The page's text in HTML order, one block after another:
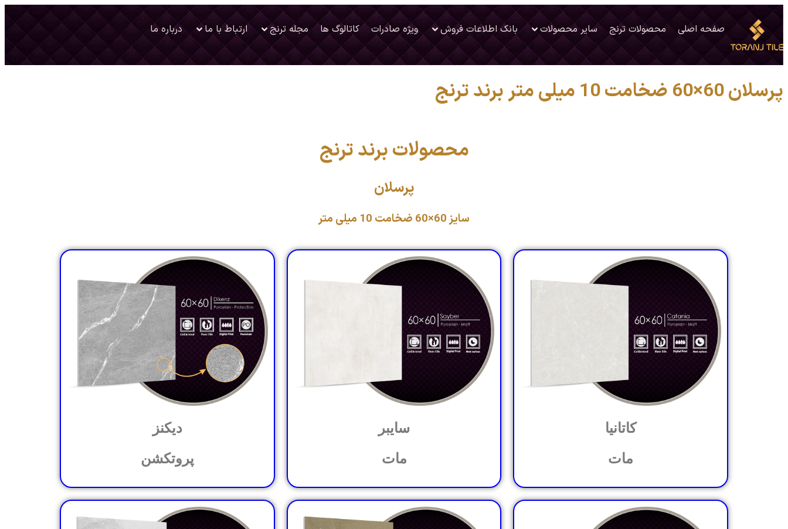
صفحه اصلی محصولات ترنج سایر محصولات بانک اطلاعات فروش ویژه صادرات کاتالوگ ها مجله ترنج ارتباط با ما درباره ما
پرسلان 60×60 ضخامت 10 میلی متر برند ترنج
محصولات برند ترنج
پرسلان
سایز 60×60 ضخامت 10 میلی متر
کاتانیا
مات
سایبر
مات
دیکنز
پروتکشن